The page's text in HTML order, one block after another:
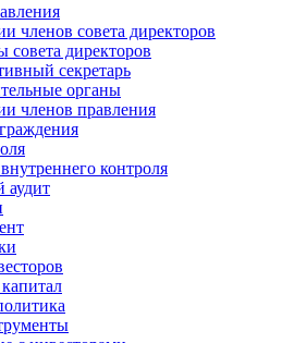
членов совета директоров
совета директоров
секретарь
органы
членов правления
контроля